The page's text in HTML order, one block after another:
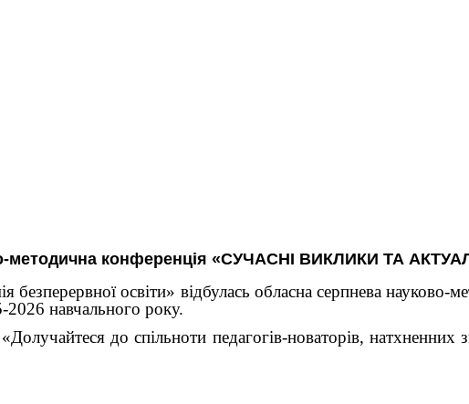
методична конференція «СУЧАСНІ ВИКЛИКИ ТА
освіти» відбулась обласна серпнева науково-
2026 навчального року.
до спільноти педагогів-новаторів, натхненних